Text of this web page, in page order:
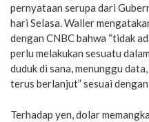
pernyataan serupa dari
hari Selasa. Waller
dengan CNBC bahwa “tidak
perlu melakukan sesuatu
duduk di sana, menunggu
terus berlanjut” sesuai
Terhadap yen, dolar